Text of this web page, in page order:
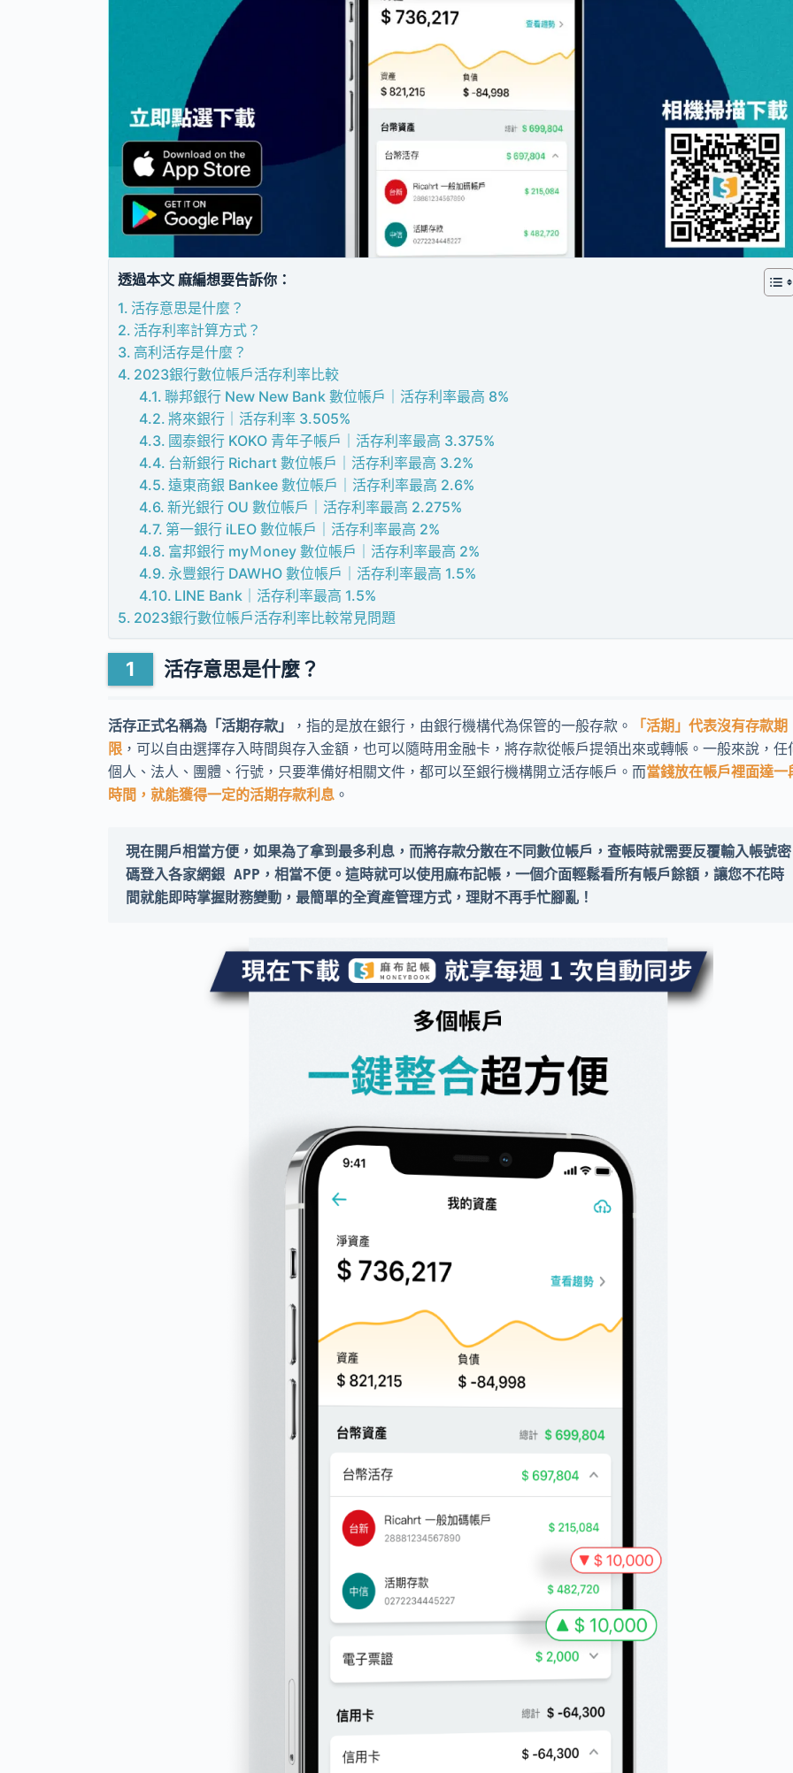
透過本文 麻編想要告訴你：
活存意思是什麼？
活存利率計算方式？
高利活存是什麼？
2023銀行數位帳戶活存利率比較
聯邦銀行 New New Bank 數位帳戶｜活存利率最高 8%
將來銀行｜活存利率 3.505%
國泰銀行 KOKO 青年子帳戶｜活存利率最高 3.375%
台新銀行 Richart 數位帳戶｜活存利率最高 3.2%
遠東商銀 Bankee 數位帳戶｜活存利率最高 2.6%
新光銀行 OU 數位帳戶｜活存利率最高 2.275%
第一銀行 iLEO 數位帳戶｜活存利率最高 2%
富邦銀行 myＭoney 數位帳戶｜活存利率最高 2%
永豐銀行 DAWHO 數位帳戶｜活存利率最高 1.5%
LINE Bank｜活存利率最高 1.5%
2023銀行數位帳戶活存利率比較常見問題
活存意思是什麼？
活存正式名稱為「活期存款」 ，指的是放在銀行，由銀行機構代為保管的一般存款。
「活期」代表沒有存款期
限 ，可以自由選擇存入時間與存入金額，也可以隨時用金融卡，將存款從帳戶提領出來或轉帳。一般來說，任
個人、法人、團體、行號，只要準備好相關文件，都可以至銀行機構開立活存帳戶。而當錢放在帳戶裡面達一
時間，就能獲得一定的活期存款利息 。
現在開戶相當方便， 如果為了拿到最多利息，而將存款分散在不同數位帳戶，查帳時就需要反覆輸入帳號密
碼登入各家網銀 APP，相當不便。這時就可以使用麻布記帳，一個介面輕鬆看所有帳戶餘額，讓您不花時
間就能即時掌握財務變動，最簡單的全資產管理方式，理財不再手忙腳亂！